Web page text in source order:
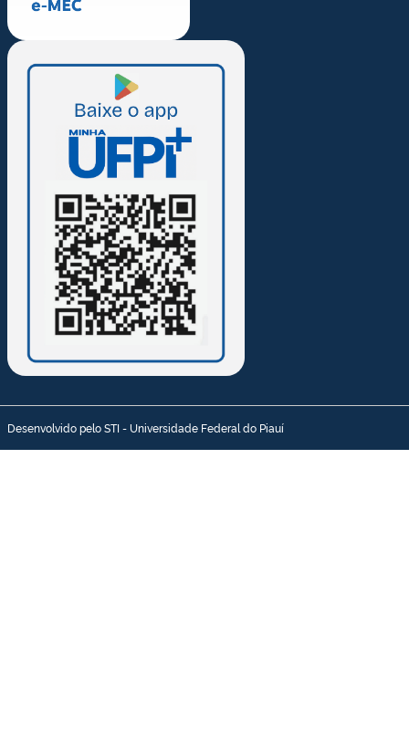
Desenvolvido pelo STI - Universidade Federal do Piauí